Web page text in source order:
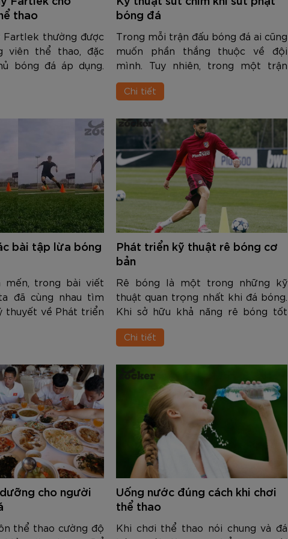
Tím
Trắng
VNĐ
Carbon Trắng Xanh
Carbon Xanh Cam
VNĐ
Microfiber ZK5-206
thao
Fartlek thường được
viên thể thao, đặc
bóng đá áp dụng.
giản, có thể áp
nhiều không gian
bóng đá
Trong mỗi trận đấu bóng đá ai cũng
muốn phần thắng thuộc về đội
mình. Tuy nhiên, trong một trận
cầu căng thẳng mà mọi con đường
dẫn tới khung thành của cả 2 bên
chờ ...
Chi tiết
bài tập lừa bóng
mến, trong bài viết
đã cùng nhau tìm
thuyết về Phát triển
đây chúng ta sẽ
Phát triển kỹ thuật rê bóng cơ
bản
Rê bóng là một trong những kỹ
thuật quan trọng nhất khi đá bóng.
Khi sở hữu khả năng rê bóng tốt
kìm kẹp, thậm chí là bao vây của
cú...
Chi tiết
cho người
thể thao cường độ
Uống nước đúng cách khi chơi
thể thao
Khi chơi thể thao nói chung và đá